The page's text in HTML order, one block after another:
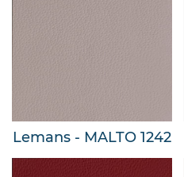
Lemans - MALTO 1242